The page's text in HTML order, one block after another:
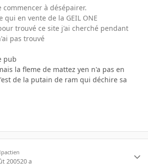
à désépairer.
en vente de la GEIL ONE
trouvé ce site j'ai cherché pendant
pas trouvé
pub
la fleme de mattez yen n'a pas en
de la putain de ram qui déchire sa
200520 a